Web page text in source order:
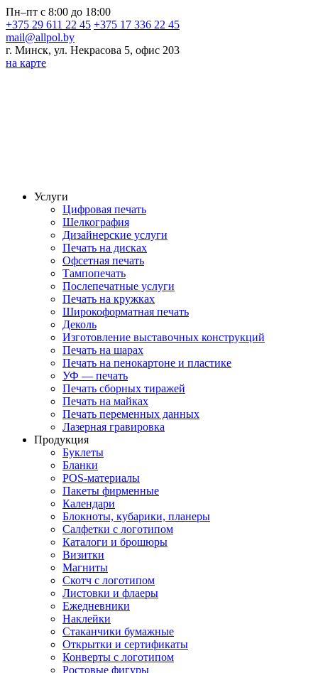
Пн–пт с 8:00 до 18:00
+375 29 611 22 45 +375 17 336 22 45
mail@allpol.by
г. Минск, ул. Некрасова 5, офис 203
на карте
Услуги
Цифровая печать
Шелкография
Дизайнерские услуги
Печать на дисках
Офсетная печать
Тампопечать
Послепечатные услуги
Печать на кружках
Широкоформатная печать
Деколь
Изготовление выставочных конструкций
Печать на шарах
Печать на пенокартоне и пластике
УФ — печать
Печать сборных тиражей
Печать на майках
Печать переменных данных
Лазерная гравировка
Продукция
Буклеты
Бланки
POS-материалы
Пакеты фирменные
Календари
Блокноты, кубарики, планеры
Салфетки с логотипом
Каталоги и брошюры
Визитки
Магниты
Скотч с логотипом
Листовки и флаеры
Ежедневники
Наклейки
Стаканчики бумажные
Открытки и сертификаты
Конверты с логотипом
Ростовые фигуры